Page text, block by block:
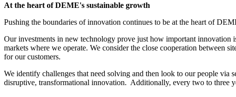
At the heart of DEME's sustainable growth
Pushing the boundaries of innovation continues to be at the heart of
Our investments in new technology prove just how important innovation
markets where we operate. We consider the close cooperation between
for our customers.
We identify challenges that need solving and then look to our people
disruptive, transformational innovation. Additionally, every two to three